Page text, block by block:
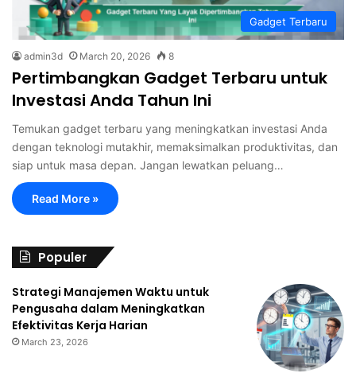
Gadget Terbaru
admin3d March 20, 2026 8
Pertimbangkan Gadget Terbaru untuk
Investasi Anda Tahun Ini
Temukan gadget terbaru yang meningkatkan investasi Anda
dengan teknologi mutakhir, memaksimalkan produktivitas, dan
siap untuk masa depan. Jangan lewatkan peluang…
Read More »
Populer
Strategi Manajemen Waktu untuk
Pengusaha dalam Meningkatkan
Efektivitas Kerja Harian
March 23, 2026